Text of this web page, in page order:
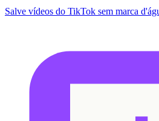
Salve vídeos do TikTok sem marca